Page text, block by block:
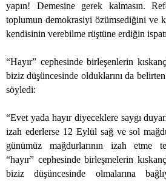
yapın! Demesine gerek kalmasın.
toplumun demokrasiyi özümsediğini ve
kendisinin verebilme rüştüne erdiğin
“Hayır” cephesinde birleşenlerin
biziz düşüncesinde olduklarını da
söyledi:
“Evet yada hayır diyeceklere saygı
izah ederlerse 12 Eylül sağ ve sol
günümüz mağdurlarının izah etme
“hayır” cephesinde birleşmelerin
biziz düşüncesinde olmalarına